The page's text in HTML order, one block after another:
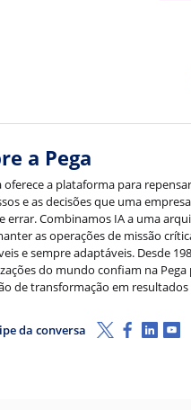
a Pega
oferece a plataforma para
e as decisões que uma
errar. Combinamos IA a uma
as operações de missão
e sempre adaptáveis. Desde
do mundo confiam na
de transformação em
da conversa X (Twitter)
Facebook